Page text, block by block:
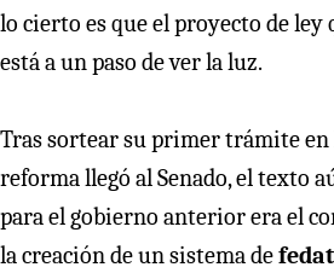
lo cierto es que el proyecto de ley
está a un paso de ver la luz.
Tras sortear su primer trámite en
reforma llegó al Senado, el texto
para el gobierno anterior era el
la creación de un sistema de